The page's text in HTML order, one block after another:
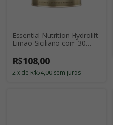
Essential Nutrition Hydrolift
Limão-Siciliano com 30
R$108,00
2 x de R$54,00 sem juros